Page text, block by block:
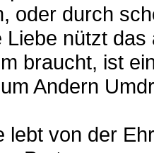
oder durch
nützt das
braucht, ist
Andern
von der